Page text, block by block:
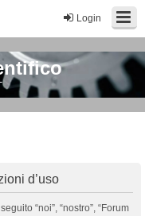
Login
d’uso
“noi”, “nostro”, “Forum